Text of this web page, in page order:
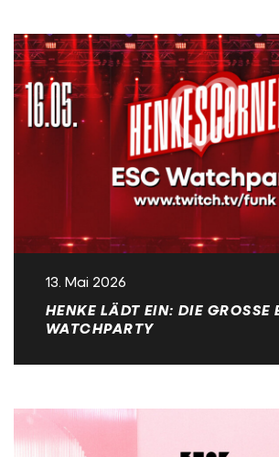
13. Mai 2026
HENKE LÄDT EIN: DIE GROSSE
ATCHPARTY